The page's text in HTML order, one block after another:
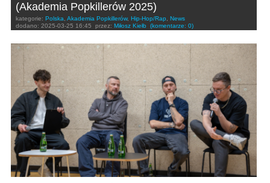
(Akademia Popkillerów 2025)
kategorie: Polska, Akademia Popkillerów, Hip-Hop/Rap, News
dodano: 2025-03-25 16:45 przez: Miłosz Kiełb (komentarze: 0)